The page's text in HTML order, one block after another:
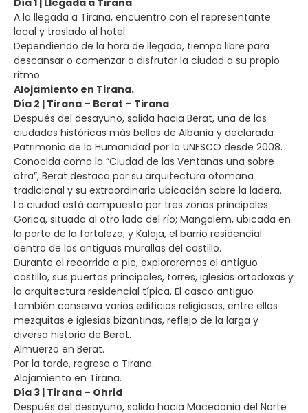
Día 1 | Llegada a Tirana
A la llegada a Tirana, encuentro con el representante
local y traslado al hotel.
Dependiendo de la hora de llegada, tiempo libre para
descansar o comenzar a disfrutar la ciudad a su propio
ritmo.
Alojamiento en Tirana.
Día 2 | Tirana – Berat – Tirana
Después del desayuno, salida hacia Berat, una de las
ciudades históricas más bellas de Albania y declarada
Patrimonio de la Humanidad por la UNESCO desde 2008.
Conocida como la “Ciudad de las Ventanas una sobre
otra”, Berat destaca por su arquitectura otomana
tradicional y su extraordinaria ubicación sobre la ladera.
La ciudad está compuesta por tres zonas principales:
Gorica, situada al otro lado del río; Mangalem, ubicada en
la parte de la fortaleza; y Kalaja, el barrio residencial
dentro de las antiguas murallas del castillo.
Durante el recorrido a pie, exploraremos el antiguo
castillo, sus puertas principales, torres, iglesias ortodoxas y
la arquitectura residencial típica. El casco antiguo
también conserva varios edificios religiosos, entre ellos
mezquitas e iglesias bizantinas, reflejo de la larga y
diversa historia de Berat.
Almuerzo en Berat.
Por la tarde, regreso a Tirana.
Alojamiento en Tirana.
Día 3 | Tirana – Ohrid
Después del desayuno, salida hacia Macedonia del Norte